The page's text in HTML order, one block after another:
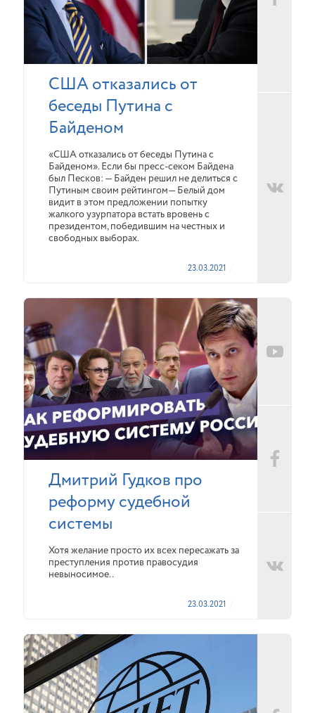
США отказались от
беседы Путина с
Байденом
«США отказались от беседы Путина с
Байденом». Если бы пресс-секом Байдена
был Песков: — Байден решил не делиться с
Путиным своим рейтингом— Белый дом
видит в этом предложении попытку
жалкого узурпатора встать вровень с
президентом, победившим на честных и
свободных выборах.
23.03.2021
Дмитрий Гудков про
реформу судебной
системы
Хотя желание просто их всех пересажать за
преступления против правосудия
невыносимое..
23.03.2021